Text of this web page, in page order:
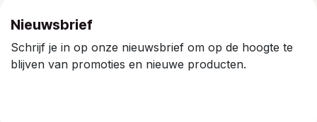
Nieuwsbrief
Schrijf je in op onze nieuwsbrief om op de hoogte te
blijven van promoties en nieuwe producten.